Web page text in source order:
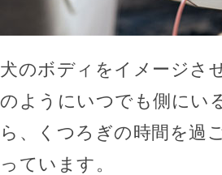
犬のボディをイメージさ
のようにいつでも側にい
ら、くつろぎの時間を過
っています。